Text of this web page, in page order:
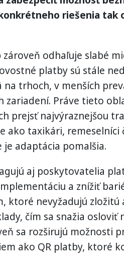
riešenia tak
odhaľuje slabé
platby sú stále
trhoch, v menších
zariadení. Práve tieto
prejsť najvýraznejšou
ako taxikári, remeselníci
je adaptácia pomalšia.
aj poskytovatelia
a znížiť
ktoré nevyžadujú
čím sa snažia osloviť
sa rozširujú možnosti
ako QR platby, ktoré